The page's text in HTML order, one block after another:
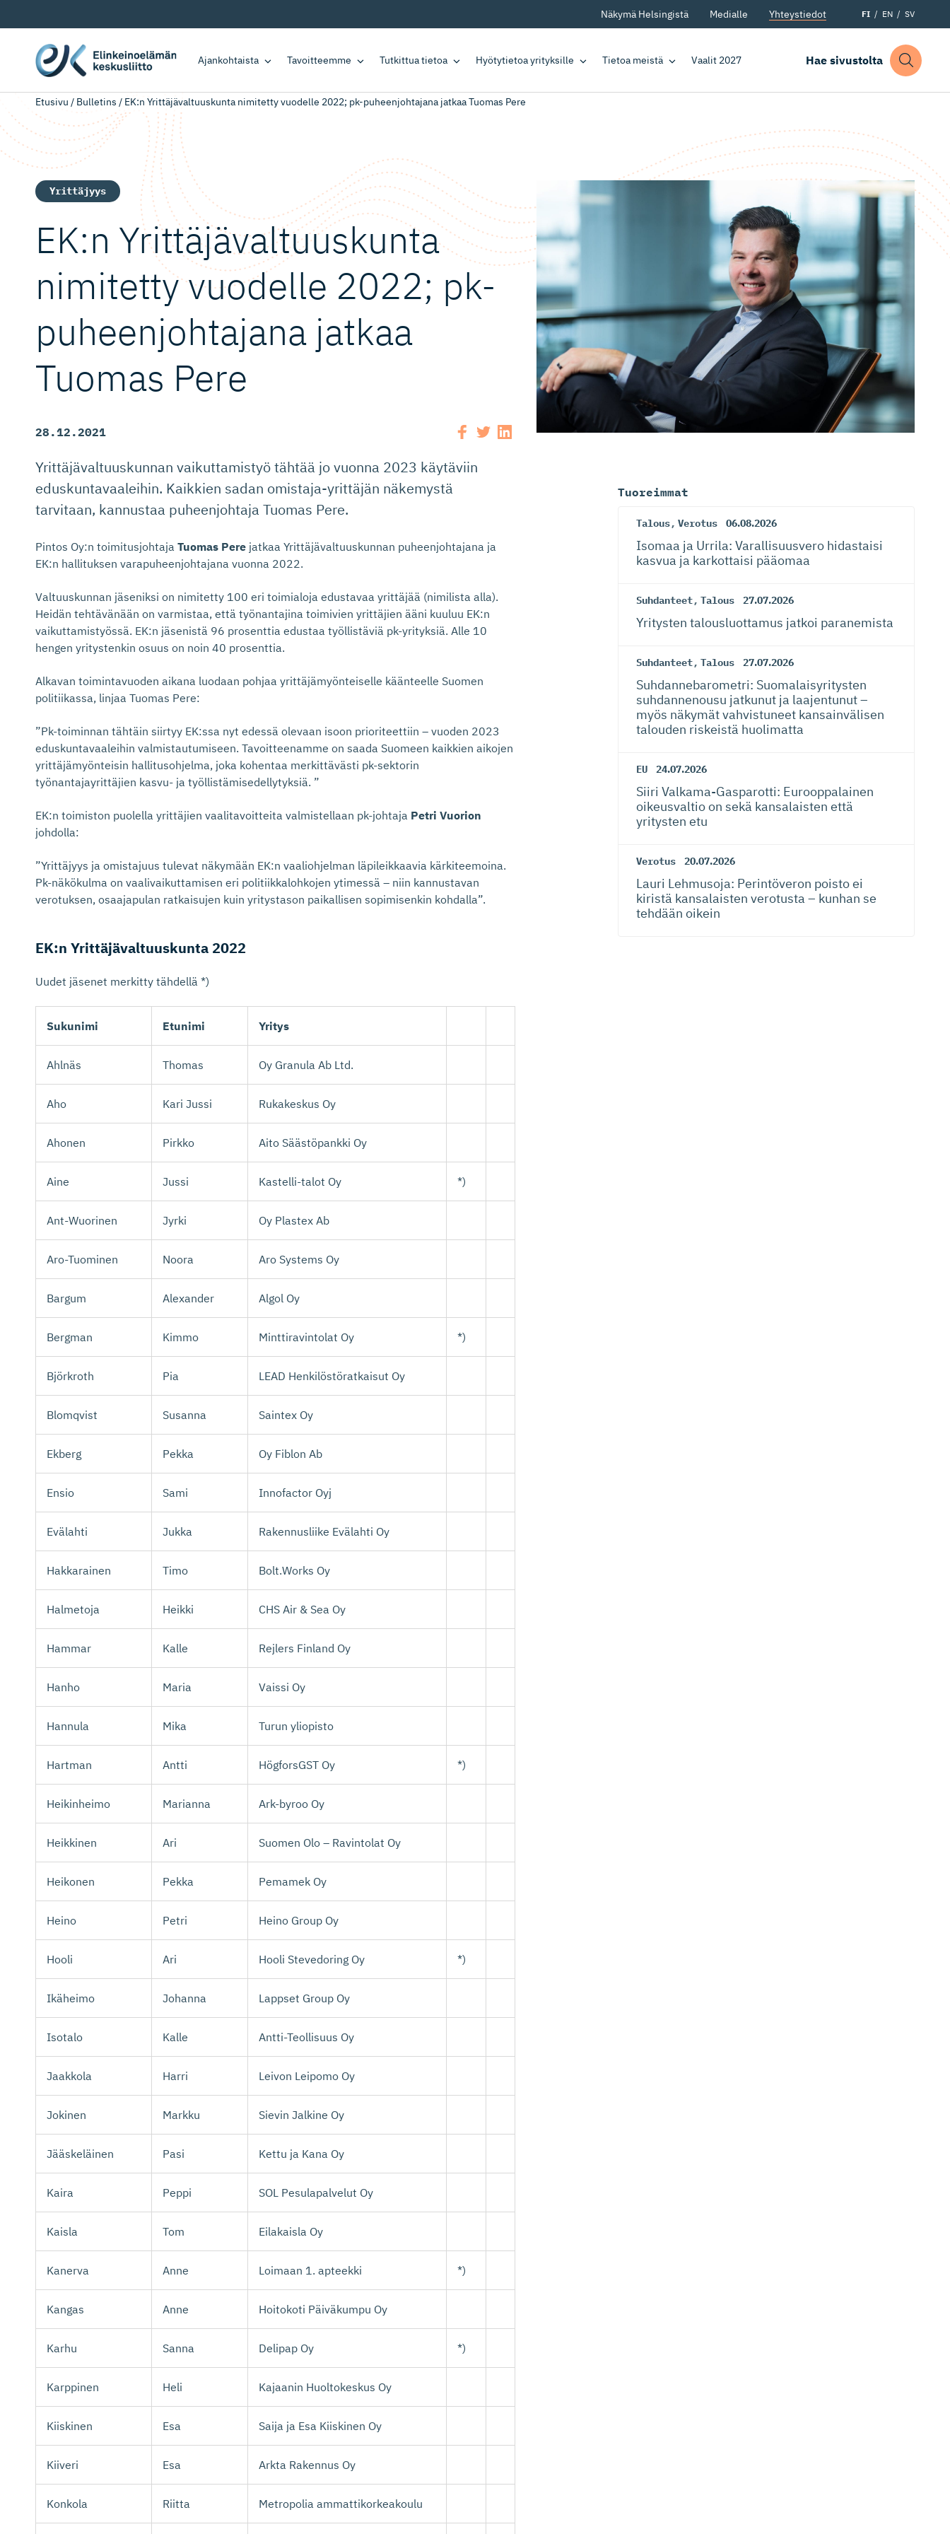
Näkymä Helsingistä Medialle Yhteystiedot FI EN SV
Ajankohtaista Tavoitteemme Tutkittua tietoa Hyötytietoa yrityksille Tietoa meistä Vaalit 2027 Hae sivustolta
Etusivu / Bulletins / EK:n Yrittäjäval­tuuskunta nimitetty vuodelle 2022; pk-puheen­joh­tajana jatkaa Tuomas Pere
Yrittäjyys
EK:n Yrittäjäval­tuuskunta
nimitetty vuodelle 2022; pk-
puheen­joh­tajana jatkaa
Tuomas Pere
28.12.2021
Yrittäjävaltuuskunnan vaikuttamistyö tähtää jo vuonna 2023 käytäviin
eduskuntavaaleihin. Kaikkien sadan omistaja-yrittäjän näkemystä
tarvitaan, kannustaa puheenjohtaja Tuomas Pere.
Pintos Oy:n toimitusjohtaja Tuomas Pere jatkaa Yrittäjävaltuuskunnan puheenjohtajana ja
EK:n hallituksen varapuheenjohtajana vuonna 2022.
Valtuuskunnan jäseniksi on nimitetty 100 eri toimialoja edustavaa yrittäjää (nimilista alla).
Heidän tehtävänään on varmistaa, että työnantajina toimivien yrittäjien ääni kuuluu EK:n
vaikuttamistyössä. EK:n jäsenistä 96 prosenttia edustaa työllistäviä pk-yrityksiä. Alle 10
hengen yritystenkin osuus on noin 40 prosenttia.
Alkavan toimintavuoden aikana luodaan pohjaa yrittäjämyönteiselle käänteelle Suomen
politiikassa, linjaa Tuomas Pere:
”Pk-toiminnan tähtäin siirtyy EK:ssa nyt edessä olevaan isoon prioriteettiin – vuoden 2023
eduskuntavaaleihin valmistautumiseen. Tavoitteenamme on saada Suomeen kaikkien aikojen
yrittäjämyönteisin hallitusohjelma, joka kohentaa merkittävästi pk-sektorin
työnantajayrittäjien kasvu- ja työllistämisedellytyksiä. ”
EK:n toimiston puolella yrittäjien vaalitavoitteita valmistellaan pk-johtaja Petri Vuorion
johdolla:
”Yrittäjyys ja omistajuus tulevat näkymään EK:n vaaliohjelman läpileikkaavia kärkiteemoina.
Pk-näkökulma on vaalivaikuttamisen eri politiikkalohkojen ytimessä – niin kannustavan
verotuksen, osaajapulan ratkaisujen kuin yritystason paikallisen sopimisenkin kohdalla”.
EK:n Yrittäjäval­tuuskunta 2022
Uudet jäsenet merkitty tähdellä *)
Sukunimi Etunimi Yritys
Ahlnäs Thomas Oy Granula Ab Ltd.
Aho Kari Jussi Rukakeskus Oy
Ahonen Pirkko Aito Säästöpankki Oy
Aine Jussi Kastelli-talot Oy *)
Ant-Wuorinen Jyrki Oy Plastex Ab
Aro-Tuominen Noora Aro Systems Oy
Bargum Alexander Algol Oy
Bergman Kimmo Minttiravintolat Oy *)
Björkroth Pia LEAD Henkilöstöratkaisut Oy
Blomqvist Susanna Saintex Oy
Ekberg Pekka Oy Fiblon Ab
Ensio Sami Innofactor Oyj
Evälahti Jukka Rakennusliike Evälahti Oy
Hakkarainen Timo Bolt.Works Oy
Halmetoja Heikki CHS Air & Sea Oy
Hammar Kalle Rejlers Finland Oy
Hanho Maria Vaissi Oy
Hannula Mika Turun yliopisto
Hartman Antti HögforsGST Oy *)
Heikinheimo Marianna Ark-byroo Oy
Heikkinen Ari Suomen Olo – Ravintolat Oy
Heikonen Pekka Pemamek Oy
Heino Petri Heino Group Oy
Hooli Ari Hooli Stevedoring Oy *)
Ikäheimo Johanna Lappset Group Oy
Isotalo Kalle Antti-Teollisuus Oy
Jaakkola Harri Leivon Leipomo Oy
Jokinen Markku Sievin Jalkine Oy
Jääskeläinen Pasi Kettu ja Kana Oy
Kaira Peppi SOL Pesulapalvelut Oy
Kaisla Tom Eilakaisla Oy
Kanerva Anne Loimaan 1. apteekki *)
Kangas Anne Hoitokoti Päiväkumpu Oy
Karhu Sanna Delipap Oy *)
Karppinen Heli Kajaanin Huoltokeskus Oy
Kiiskinen Esa Saija ja Esa Kiiskinen Oy
Kiiveri Esa Arkta Rakennus Oy
Konkola Riitta Metropolia ammattikorkeakoulu
Tuoreimmat
Talous, Verotus 06.08.2026
Isomaa ja Urrila: Varallisuusvero hidastaisi
kasvua ja karkottaisi pääomaa
Suhdanteet, Talous 27.07.2026
Yritysten talousluottamus jatkoi paranemista
Suhdanteet, Talous 27.07.2026
Suhdanneba­ro­metri: Suomalaisy­ri­tysten
suhdannenousu jatkunut ja laajentunut –
myös näkymät vahvistuneet kansainvälisen
talouden riskeistä huolimatta
EU 24.07.2026
Siiri Valkama-Gas­pa­rotti: Eurooppalainen
oikeusvaltio on sekä kansalaisten että
yritysten etu
Verotus 20.07.2026
Lauri Lehmusoja: Perintöveron poisto ei
kiristä kansalaisten verotusta – kunhan se
tehdään oikein